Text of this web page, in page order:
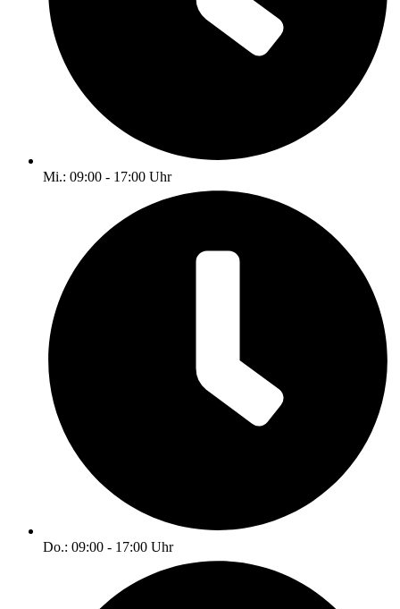
Mi.: 09:00 - 17:00 Uhr
Do.: 09:00 - 17:00 Uhr